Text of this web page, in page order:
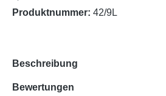
Produktnummer: 42/9L
Beschreibung
Bewertungen